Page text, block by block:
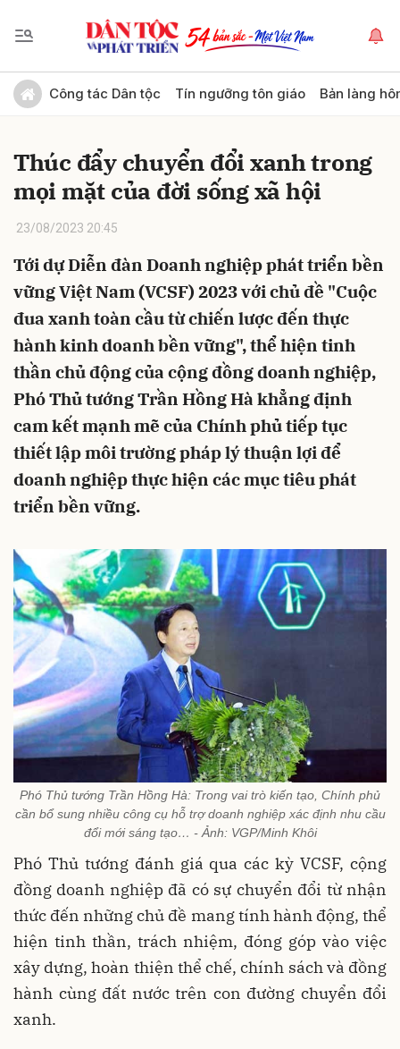
Công tác Dân tộc Tín ngưỡng tôn giáo Bản làng
Thúc đẩy chuyển đổi xanh trong
mọi mặt của đời sống xã hội
23/08/2023 20:45
Tới dự Diễn đàn Doanh nghiệp phát triển bền
vững Việt Nam (VCSF) 2023 với chủ đề "Cuộc
đua xanh toàn cầu từ chiến lược đến thực
hành kinh doanh bền vững", thể hiện tinh
thần chủ động của cộng đồng doanh nghiệp,
Phó Thủ tướng Trần Hồng Hà khẳng định
cam kết mạnh mẽ của Chính phủ tiếp tục
thiết lập môi trường pháp lý thuận lợi để
doanh nghiệp thực hiện các mục tiêu phát
triển bền vững.
Phó Thủ tướng Trần Hồng Hà: Trong vai trò kiến tạo, Chính phủ
cần bổ sung nhiều công cụ hỗ trợ doanh nghiệp xác định nhu cầu
đổi mới sáng tạo… - Ảnh: VGP/Minh Khôi
Phó Thủ tướng đánh giá qua các kỳ VCSF, cộng
đồng doanh nghiệp đã có sự chuyển đổi từ nhận
thức đến những chủ đề mang tính hành động, thể
hiện tinh thần, trách nhiệm, đóng góp vào việc
xây dựng, hoàn thiện thể chế, chính sách và đồng
hành cùng đất nước trên con đường chuyển đổi
xanh.
Gửi bình luận
Hủy Gửi